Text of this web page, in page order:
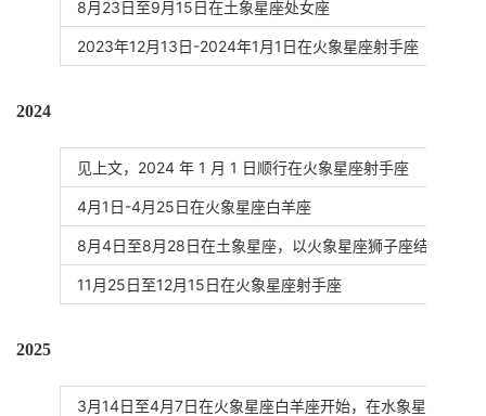
8月23日至9月15日在土象星座处女座
2023年12月13日-2024年1月1日在火象星座射手座
2024
见上文，2024 年 1 月 1 日顺行在火象星座射手座
4月1日-4月25日在火象星座白羊座
8月4日至8月28日在土象星座，以火象星座狮子座结束
11月25日至12月15日在火象星座射手座
2025
3月14日至4月7日在火象星座白羊座开始，在水象星座双鱼